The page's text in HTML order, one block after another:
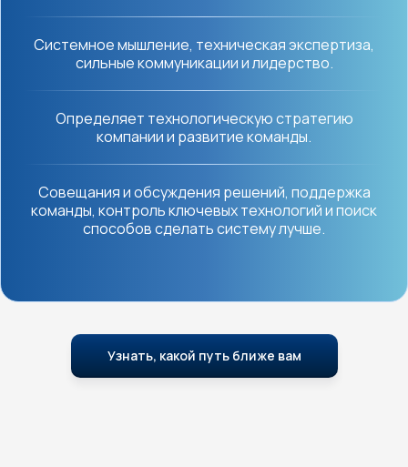
Cистемное мышление, техническая экспертиза,
сильные коммуникации и лидерство.
Oпределяет технологическую стратегию
компании и развитие команды.
Cовещания и обсуждения решений, поддержка
команды, контроль ключевых технологий и поиск
способов сделать систему лучше.
Узнать, какой путь ближе вам